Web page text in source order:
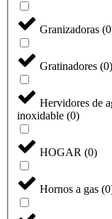
Granizadoras (0
Gratinadores (0)
Hervidores de
inoxidable (0)
HOGAR (0)
Hornos a gas (0